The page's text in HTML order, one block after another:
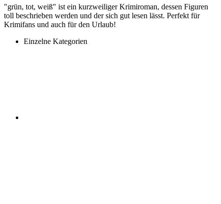
"grün, tot, weiß" ist ein kurzweiliger Krimiroman, dessen Figuren
toll beschrieben werden und der sich gut lesen lässt. Perfekt für
Krimifans und auch für den Urlaub!
Einzelne Kategorien